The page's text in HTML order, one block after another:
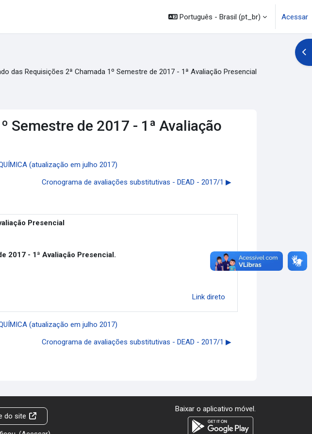
Português - Brasil ‎(pt_br)‎ Acessar
das Requisições 2ª Chamada 1º Semestre de 2017 - 1ª Avaliação Presencial
Semestre de 2017 - 1ª Avaliação
(atualização em julho 2017)
Cronograma de avaliações substitutivas - DEAD - 2017/1 ▶︎
Presencial
2017 - 1ª Avaliação Presencial.
Link direto
(atualização em julho 2017)
Cronograma de avaliações substitutivas - DEAD - 2017/1 ▶︎
do site
Baixar o aplicativo móvel.